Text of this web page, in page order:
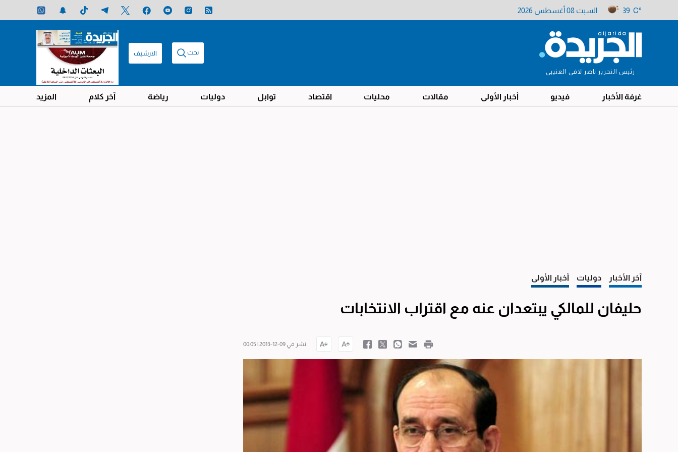
39 C° السبت 08 أغسطس 2026
رئيس التحرير ناصر لافي العتيبي
بحث الارشيف
غرفة الأخبار فيديو أخبار الأولى مقالات محليات اقتصاد توابل دوليات رياضة آخر كلام المزيد
آخر الأخبار دوليات أخبار الأولى
حليفان للمالكي يبتعدان عنه مع اقتراب الانتخابات
نشر في 09-12-2013 | 00:05